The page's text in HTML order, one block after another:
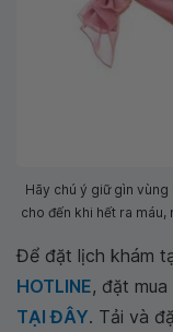
Hãy chú ý giữ gìn
cho đến khi hết ra
Để đặt lịch khám
HOTLINE, đặt mua
TẠI ĐÂY. Tải và